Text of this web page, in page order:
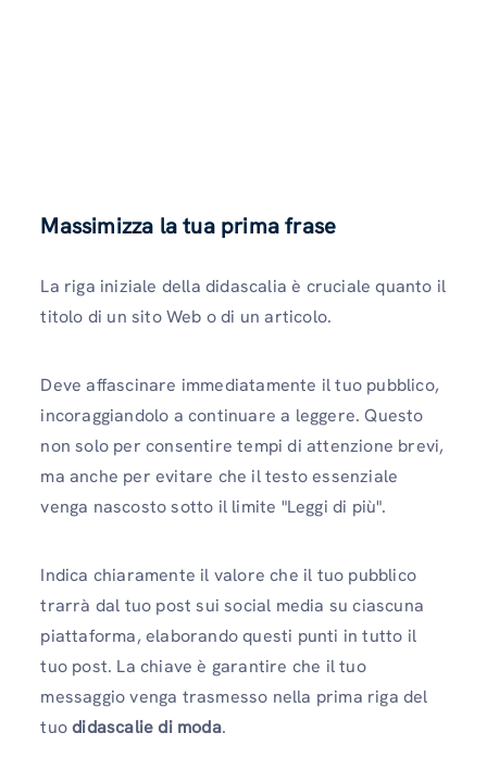
Massimizza la tua prima frase
La riga iniziale della didascalia è cruciale quanto il
titolo di un sito Web o di un articolo.
Deve affascinare immediatamente il tuo pubblico,
incoraggiandolo a continuare a leggere. Questo
non solo per consentire tempi di attenzione brevi,
ma anche per evitare che il testo essenziale
venga nascosto sotto il limite "Leggi di più".
Indica chiaramente il valore che il tuo pubblico
trarrà dal tuo post sui social media su ciascuna
piattaforma, elaborando questi punti in tutto il
tuo post. La chiave è garantire che il tuo
messaggio venga trasmesso nella prima riga del
tuodidascalie di moda.